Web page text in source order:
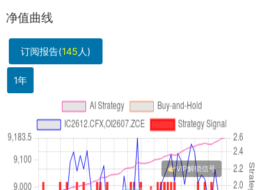
净值曲线
订阅报告(145人)
1年